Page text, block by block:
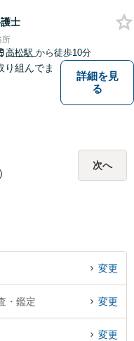
士
所
高松駅 から徒歩10分
り組んでま
詳細を見
る
次へ
変更
・鑑定 変更
変更